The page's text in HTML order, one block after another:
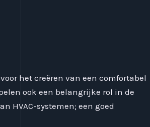
het creëren van een comfortabel
ook een belangrijke rol in de
HVAC-systemen; een goed